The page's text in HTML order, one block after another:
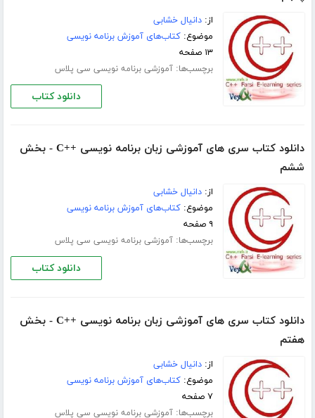
از:دانیال خشابی
موضوع:کتاب‌های آموزش برنامه نویسی
۱۳ صفحه
برچسب‌ها:آموزشی برنامه نویسی سی پلاس
دانلود کتاب
دانلود کتاب سری های آموزشی زبان برنامه نویسی ++C - بخش
ششم
از:دانیال خشابی
موضوع:کتاب‌های آموزش برنامه نویسی
۹ صفحه
برچسب‌ها:آموزشی برنامه نویسی سی پلاس
دانلود کتاب
دانلود کتاب سری های آموزشی زبان برنامه نویسی ++C - بخش
هفتم
از:دانیال خشابی
موضوع:کتاب‌های آموزش برنامه نویسی
۷ صفحه
برچسب‌ها:آموزشی برنامه نویسی سی پلاس